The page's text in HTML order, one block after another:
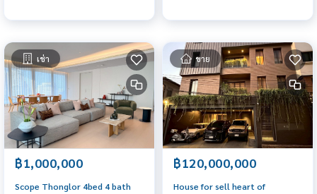
เช่า
฿1,000,000
Scope Thonglor 4bed 4 bath
ขาย
฿120,000,000
House for sell heart of